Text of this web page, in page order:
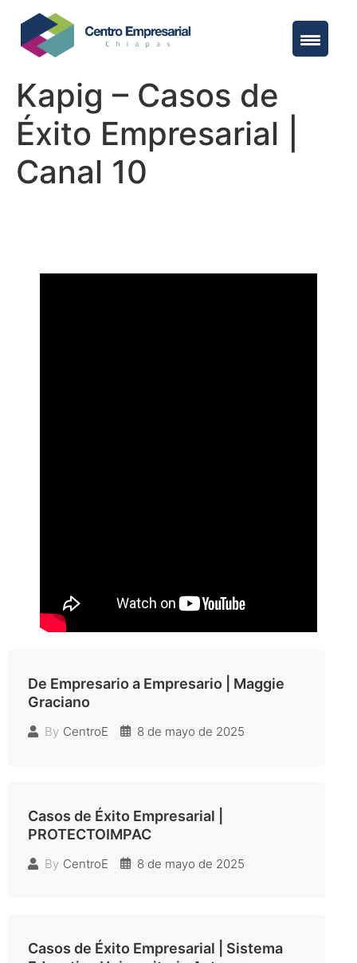
Kapig – Casos de
Éxito Empresarial |
Canal 10
De Empresario a Empresario | Maggie
Graciano
By CentroE 8 de mayo de 2025
Casos de Éxito Empresarial |
PROTECTOIMPAC
By CentroE 8 de mayo de 2025
Casos de Éxito Empresarial | Sistema